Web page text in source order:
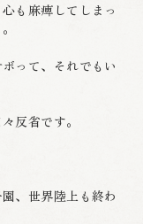
も麻痺してしまっ
って、それでもい
反省です。
、世界陸上も終わ